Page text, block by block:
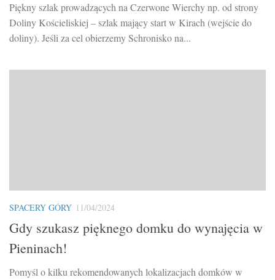
Piękny szlak prowadzących na Czerwone Wierchy np. od strony
Doliny Kościeliskiej – szlak mający start w Kirach (wejście do
doliny). Jeśli za cel obierzemy Schronisko na...
SPACERY GÓRY 11/04/2024
Gdy szukasz pięknego domku do wynajęcia w
Pieninach!
Pomyśl o kilku rekomendowanych lokalizacjach domków w